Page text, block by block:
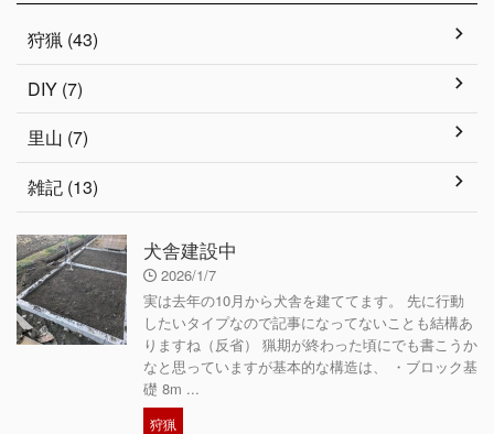
狩猟 (43)
DIY (7)
里山 (7)
雑記 (13)
犬舎建設中
2026/1/7
実は去年の10月から犬舎を建ててます。 先に行動
したいタイプなので記事になってないことも結構あ
りますね（反省） 猟期が終わった頃にでも書こうか
なと思っていますが基本的な構造は、 ・ブロック基
礎 8m ...
狩猟